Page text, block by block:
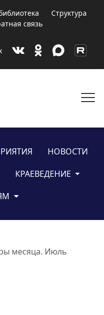
Структура
связь
menu
НОВОСТИ
КРАЕВЕДЕНИЕ
месяца. Июль